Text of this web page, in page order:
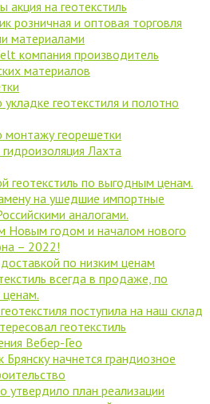
акция на геотекстиль
розничная и оптовая торговля
материалами
компания производитель
материалов
укладке геотекстиля и полотно
монтажу георешетки
Лахта
геотекстиль по выгодным ценам.
на ушедшие импортные
аналогами.
Новым годом и началом нового
– 2022!
доставкой по низким ценам
всегда в продаже, по
поступила на наш склад
геотекстиль
Вебер-Гео
начнется грандиозное
утвердило план реализации